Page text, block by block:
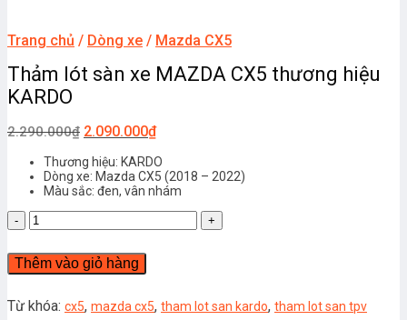
Trang chủ / Dòng xe / Mazda CX5
Thảm lót sàn xe MAZDA CX5 thương hiệu
KARDO
2.290.000₫ 2.090.000₫
Thương hiệu: KARDO
Dòng xe: Mazda CX5 (2018 – 2022)
Màu sắc: đen, vân nhám
Thảm
lót
sàn
xe
CX5
Thêm vào giỏ hàng
Từ khóa: cx5, mazda cx5, tham lot san kardo, tham lot san tpv